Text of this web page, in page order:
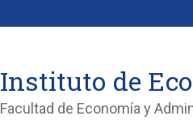
Instituto de
Facultad de Economía y